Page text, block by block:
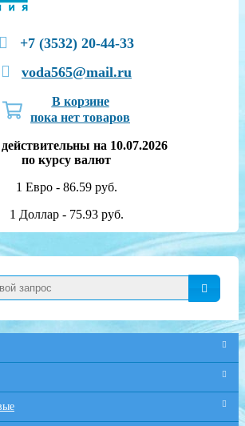
+7 (3532) 20-44-33
voda565@mail.ru
В корзине
пока нет товаров
на 10.07.2026
по курсу валют
1 Евро - 86.59 руб.
1 Доллар - 75.93 руб.